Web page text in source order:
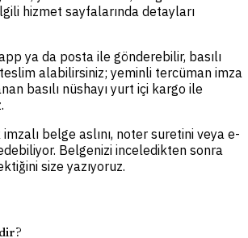
hizmet sayfalarında detayları
ya da posta ile gönderebilir, basılı
teslim alabilirsiniz; yeminli tercüman imza
basılı nüshayı yurt içi kargo ile
belge aslını, noter suretini veya e-
Belgenizi inceledikten sonra
size yazıyoruz.